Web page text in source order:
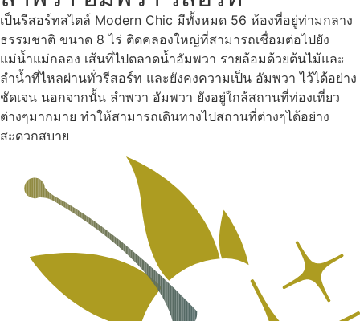
เป็นรีสอร์ทสไตล์ Modern Chic มีทั้งหมด 56 ห้องที่อยู่ท่ามกลาง
ธรรมชาติ ขนาด 8 ไร่ ติดคลองใหญ่ที่สามารถเชื่อมต่อไปยัง
แม่น้ำแม่กลอง เส้นที่ไปตลาดน้ำอัมพวา รายล้อมด้วยต้นไม้และ
ลำน้ำที่ไหลผ่านทั่วรีสอร์ท และยังคงความเป็น อัมพวา ไว้ได้อย่าง
ชัดเจน นอกจากนั้น ลำพวา อัมพวา ยังอยู่ใกล้สถานที่ท่องเที่ยว
ต่างๆมากมาย ทำให้สามารถเดินทางไปสถานที่ต่างๆได้อย่าง
สะดวกสบาย